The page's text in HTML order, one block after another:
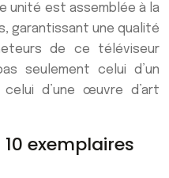
unité est assemblée à la
garantissant une qualité
de ce téléviseur
seulement celui d’un
d’une œuvre d’art
exemplaires